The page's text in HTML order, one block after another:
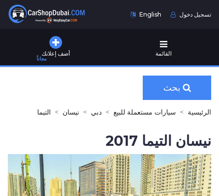
English تسجيل دخول
أضف إعلانك
مجاناً
القائمة
بحث
الرئيسية سيارات مستعملة للبيع دبي نيسان التيما
نيسان التيما 2017